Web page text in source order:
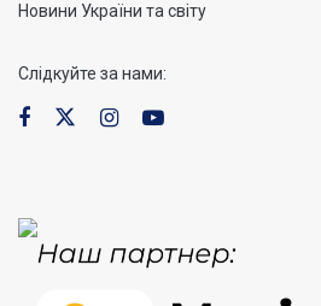
Новини України та світу
Слідкуйте за нами: